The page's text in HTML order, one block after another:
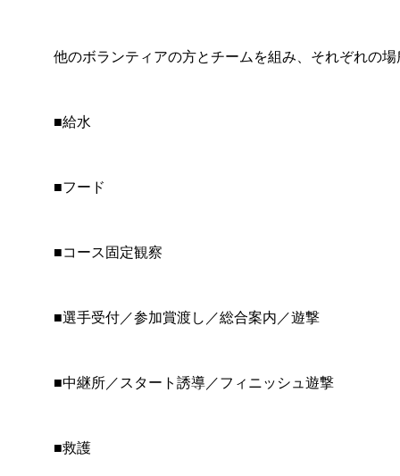
他のボランティアの方とチームを組み、それぞれの
■給水
■フード
■コース固定観察
■選手受付／参加賞渡し／総合案内／遊撃
■中継所／スタート誘導／フィニッシュ遊撃
■救護